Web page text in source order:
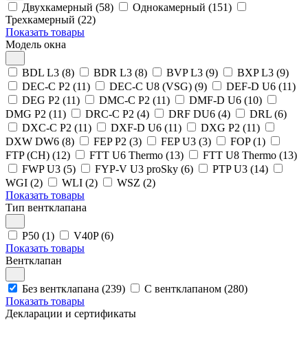
Двухкамерный (58)
Однокамерный (151)
Трехкамерный (22)
Показать товары
Модель окна
BDL L3 (8) BDR L3 (8) BVP L3 (9)
BXP L3 (9)
DEC-C P2 (11)
DEC-C U8 (VSG) (9)
DEF-D U6 (11)
DEG P2 (11)
DMC-C P2 (11)
DMF-D U6 (10)
DMG P2 (11)
DRC-C P2 (4) DRF DU6 (4)
DRL (6)
DXC-C P2 (11)
DXF-D U6 (11)
DXG P2 (11)
DXW DW6 (8)
FEP P2 (3) FEP U3 (3)
FOP (1)
FTP (CH) (12)
FTT U6 Thermo (13)
FTT U8 Thermo (13)
FWP U3 (5)
FYP-V U3 proSky (6)
PTP U3 (14)
WGI (2)
WLI (2)
WSZ (2)
Показать товары
Тип вентклапана
P50 (1)
V40P (6)
Показать товары
Вентклапан
Без вентклапана (239)
С вентклапаном (280)
Показать товары
Декларации и сертификаты